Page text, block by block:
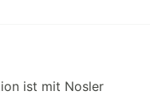
ist mit Nosler